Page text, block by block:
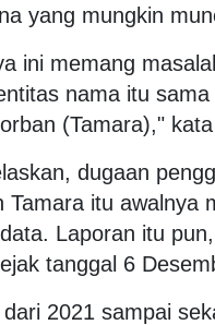
yang mungkin
ini memang
nama itu
(Tamara),"
dugaan
Tamara itu awalnya
Laporan itu
tanggal 6
2021 sampai